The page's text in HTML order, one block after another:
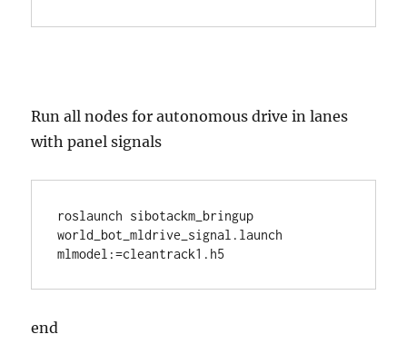
Run all nodes for autonomous drive in lanes
with panel signals
roslaunch sibotackm_bringup
world_bot_mldrive_signal.launch
mlmodel:=cleantrack1.h5
end